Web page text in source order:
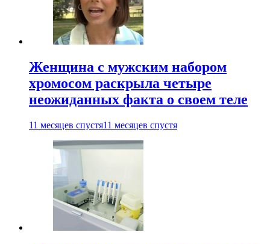
Женщина с мужским набором
хромосом раскрыла четыре
неожиданных факта о своем теле
11 месяцев спустя11 месяцев спустя